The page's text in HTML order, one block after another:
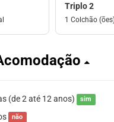
Triplo 2
1 Colchão
(de 2 até 12 anos) sim
não